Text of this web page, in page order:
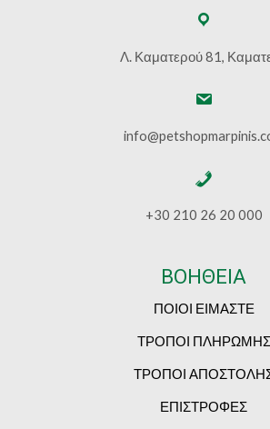
Λ. Καματερού 81,
+30 210 26 20 000
ΒΟΗΘΕΙΑ
ΠΟΙΟΙ ΕΙΜΑΣΤΕ
ΤΡΟΠΟΙ ΠΛΗΡΩΜΗΣ
ΤΡΟΠΟΙ
ΕΠΙΣΤΡΟΦΕΣ